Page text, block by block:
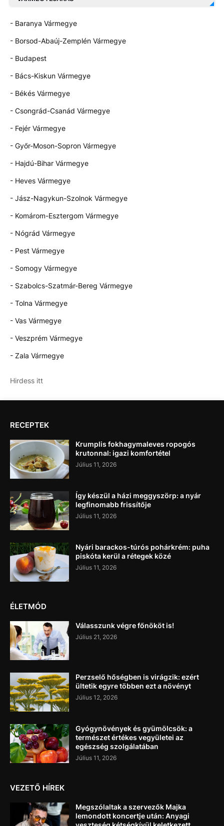
- Baranya Vármegye
- Borsod-Abaúj-Zemplén Vármegye
- Budapest
- Bács-Kiskun Vármegye
- Békés Vármegye
- Csongrád-Csanád Vármegye
- Fejér Vármegye
- Győr-Moson-Sopron Vármegye
- Hajdú-Bihar Vármegye
- Heves Vármegye
- Jász-Nagykun-Szolnok Vármegye
- Komárom-Esztergom Vármegye
- Nógrád Vármegye
- Pest Vármegye
- Somogy Vármegye
- Szabolcs-Szatmár-Bereg Vármegye
- Tolna Vármegye
- Vas Vármegye
- Veszprém Vármegye
- Zala Vármegye
Hirdess itt
RECEPTEK
Krumplis fokhagymaleves ropogós
krutonnal: igazi komfortétel
Július 11, 2026
Így készül a házi meggyszörp: a nyár
legfinomabb frissítője
Július 11, 2026
Nyári barackos-túrós pohárkrém: puha
piskóta kerül a rétegek közé
Július 11, 2026
ÉLETMÓD
Válasszunk végre főnököt is!
Július 21, 2026
Perzselő hőségben is virágzik: ezért
ültetik egyre többen ezt a növényt
Július 12, 2026
Gyógynövények és gyümölcsök: a
természet értékes vegyületei az
egészség szolgálatában
Július 11, 2026
VEZETŐ HÍREK
Megszólaltak a szervezők Majka
lemondott koncertje után: Anyagi